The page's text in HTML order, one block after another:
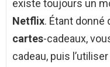
existe toujours un
Netflix. Étant donné
cartes-cadeaux,
cadeau, puis